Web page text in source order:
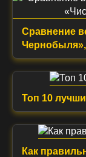
Сравнение
Топ 10
Как